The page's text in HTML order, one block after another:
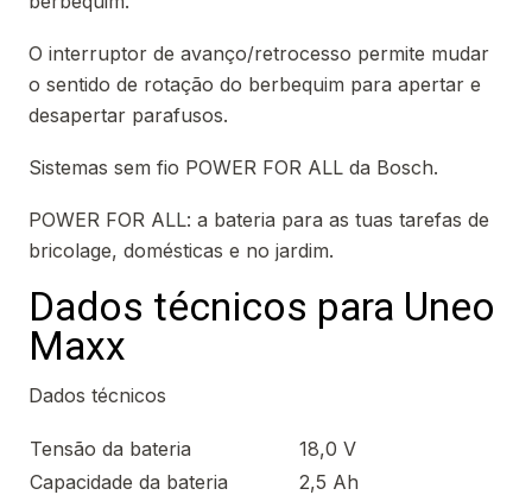
O interruptor de avanço/retrocesso permite mudar
o sentido de rotação do berbequim para apertar e
desapertar parafusos.
Sistemas sem fio POWER FOR ALL da Bosch.
POWER FOR ALL: a bateria para as tuas tarefas de
bricolage, domésticas e no jardim.
Dados técnicos para Uneo
Maxx
Dados técnicos
Tensão da bateria
18,0 V
Capacidade da bateria
2,5 Ah